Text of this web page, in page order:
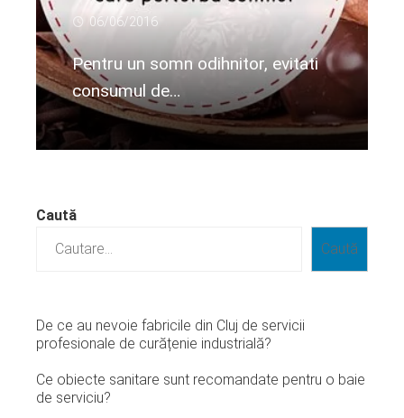
06/06/2016
Pentru un somn odihnitor, evitati
consumul de…
Citeste mai departe...
Caută
Caută
De ce au nevoie fabricile din Cluj de servicii
profesionale de curățenie industrială?
Ce obiecte sanitare sunt recomandate pentru o baie
de serviciu?